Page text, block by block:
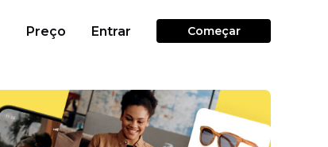
Preço Entrar Começar